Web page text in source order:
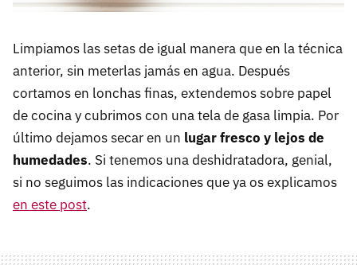
Limpiamos las setas de igual manera que en la técnica
anterior, sin meterlas jamás en agua. Después
cortamos en lonchas finas, extendemos sobre papel
de cocina y cubrimos con una tela de gasa limpia. Por
último dejamos secar en un lugar fresco y lejos de
humedades. Si tenemos una deshidratadora, genial,
si no seguimos las indicaciones que ya os explicamos
en este post.